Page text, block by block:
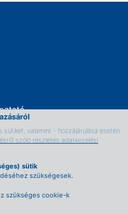
sütiket, valamint - hozzájárulása esetén
szóló részletes adatkezelési
sütik
szükségesek.
szükséges cookie-k